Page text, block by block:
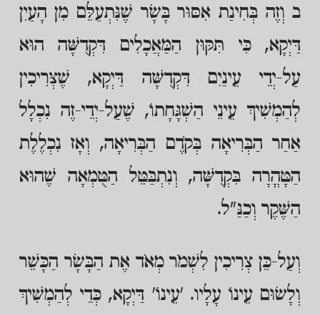
ב וְזֶה בְּחִינַת אִסּוּר בָּשָׂר שֶׁנִּתְעַלֵּם מִן הָעַיִן
דַּיְקָא, כִּי תִּקּוּן הַמַּאֲכָלִים דִּקְדֻשָּׁה הוּא
עַל-יְדֵי עֵינַיִם דִּקְדֻשָּׁה דַּיְקָא, שֶׁצְּרִיכִין
לְהַמְשִׁיךְ עֵינֵי הַשְׁגָּחָתוֹ, שֶׁעַל-יְדֵי-זֶה נִכְלָל
אַחַר הַבְּרִיאָה בְּקֹדֶם הַבְּרִיאָה, וְאָז נִכְלֶלֶת
הַטָּהֳרָה בִּקְדֻשָּׁה, וְנִתְבַּטֵּל הַטֻּמְאָה שֶׁהוּא
הַשֶּׁקֶר וְכַנַּ"ל.
וְעַל-כֵּן צְרִיכִין לִשְׁמֹר מְאֹד אֶת הַבָּשָׂר הַכָּשֵׁר
וְלָשׂוּם עֵינוֹ עָלָיו. 'עֵינוֹ' דַּיְקָא, כְּדֵי לְהַמְשִׁיךְ